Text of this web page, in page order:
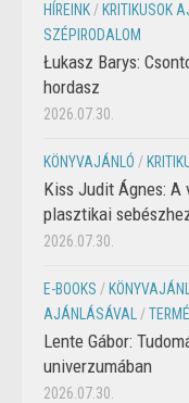
HÍREINK / KRITIKUSOK
SZÉPIRODALOM
Łukasz Barys:
hordasz
2026.07.30.
KÖNYVAJÁNLÓ /
Kiss Judit Ágnes: A
plasztikai
2026.07.30.
E-BOOKS /
AJÁNLÁSÁVAL
/
Lente Gábor:
univerzumában
2026.07.30.